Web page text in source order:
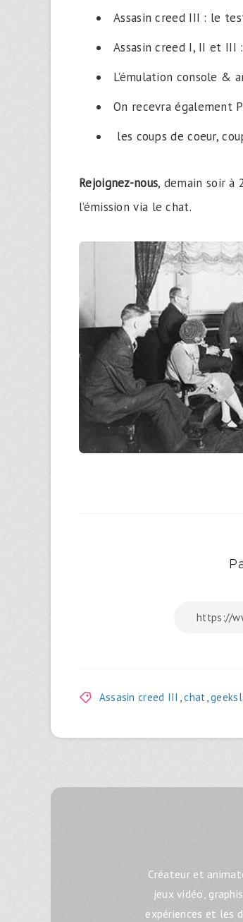
Assasin creed III : le
Assasin creed I, II et III
L’émulation console &
On recevra également
les coups de coeur,
Rejoignez-nous, demain soir à
l’émission via le chat.
Assasin creed III ,chat,
Créateur et
jeux vidéo,
expériences et les